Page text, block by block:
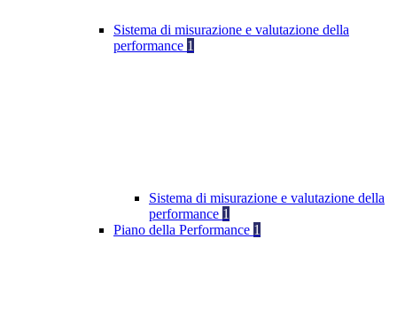
Sistema di misurazione e valutazione della
performance 1
Sistema di misurazione e valutazione della
performance 1
Piano della Performance 1